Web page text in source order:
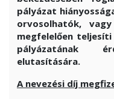
pályázat
orvosolhatók,
megfelelően
pályázatának
elutasítására.
A nevezési díj